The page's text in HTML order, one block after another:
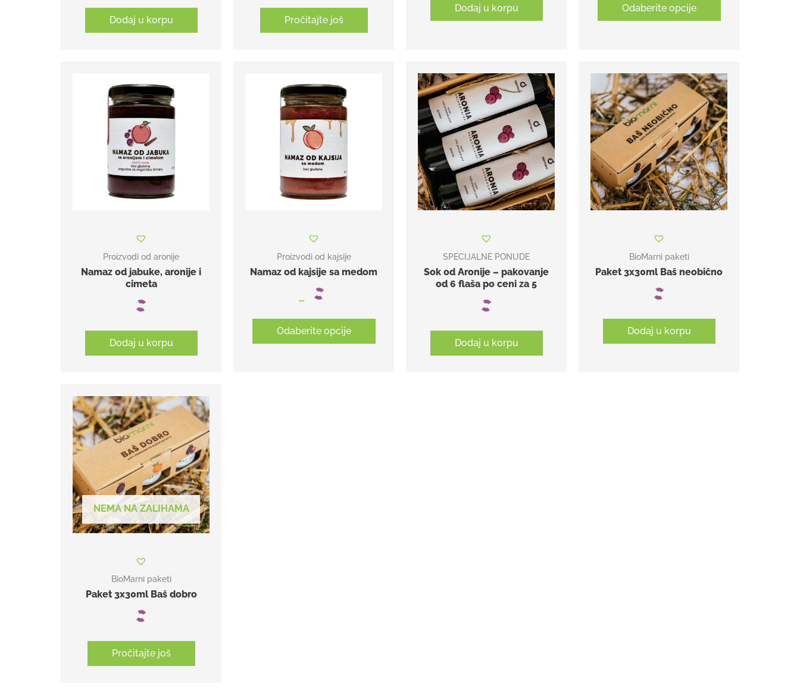
Dodaj u korpu Pročitajte još
Dodaj u korpu Odaberite opcije
Proizvodi od aronije
Namaz od jabuke, aronije i
cimeta
Dodaj u korpu
Proizvodi od kajsije
Namaz od kajsije sa medom
–
Odaberite opcije
SPECIJALNE PONUDE
Sok od Aronije – pakovanje
od 6 flaša po ceni za 5
Dodaj u korpu
BioMarni paketi
Paket 3x30ml Baš neobično
Dodaj u korpu
NEMA NA ZALIHAMA
BioMarni paketi
Paket 3x30ml Baš dobro
Pročitajte još